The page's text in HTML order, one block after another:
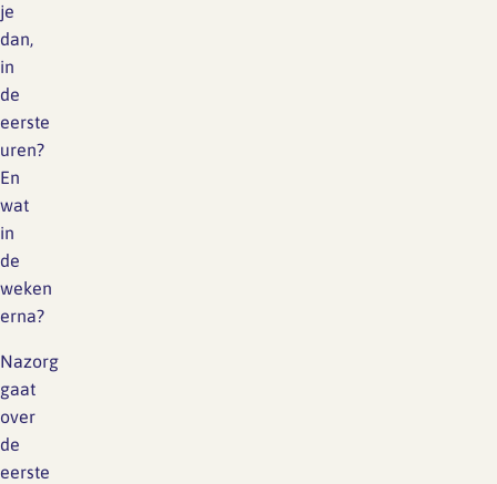
je
dan,
in
de
eerste
uren?
En
wat
in
de
weken
erna?
Nazorg
gaat
over
de
eerste